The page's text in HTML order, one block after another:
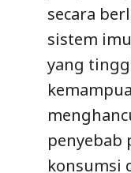
secara
sistem
yang
penyebab
konsumsi